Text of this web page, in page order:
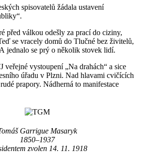
spisovatelů žádala ustavení
před válkou odešly za prací do ciziny,
se vracely domů do Tlučné bez živitelů,
jednalo se prý o několik stovek lidí.
veřejné vystoupení „Na drahách“ a sice
úřadu v Plzni. Nad hlavami cvičících
prapory. Nádherná to manifestace
Garrigue Masaryk
1850–1937
zvolen 14. 11. 1918